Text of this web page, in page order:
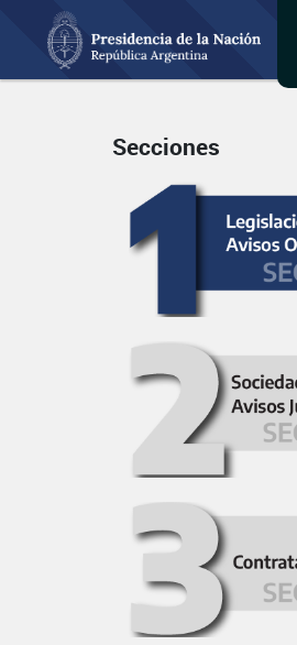
Secciones